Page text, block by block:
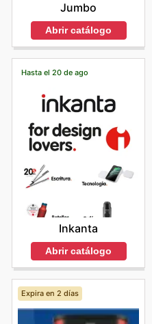
Jumbo
Abrir catálogo
Hasta el 20 de ago
Inkanta
Abrir catálogo
Expira en 2 días